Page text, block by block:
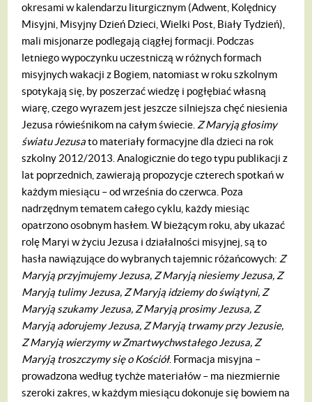
okresami w kalendarzu liturgicznym (Adwent, Kolędnicy
Misyjni, Misyjny Dzień Dzieci, Wielki Post, Biały Tydzień),
mali misjonarze podlegają ciągłej formacji. Podczas
letniego wypoczynku uczestniczą w różnych formach
misyjnych wakacji z Bogiem, natomiast w roku szkolnym
spotykają się, by poszerzać wiedzę i pogłębiać własną
wiarę, czego wyrazem jest jeszcze silniejsza chęć niesienia
Jezusa rówieśnikom na całym świecie. Z Maryją głosimy
światu Jezusato materiały formacyjne dla dzieci na rok
szkolny 2012/2013. Analogicznie do tego typu publikacji z
lat poprzednich, zawierają propozycje czterech spotkań w
każdym miesiącu – od września do czerwca. Poza
nadrzędnym tematem całego cyklu, każdy miesiąc
opatrzono osobnym hasłem. W bieżącym roku, aby ukazać
rolę Maryi w życiu Jezusa i działalności misyjnej, są to
hasła nawiązujące do wybranych tajemnic różańcowych: Z
Maryją przyjmujemy Jezusa, Z Maryją niesiemy Jezusa, Z
Maryją tulimy Jezusa, Z Maryją idziemy do świątyni, Z
Maryją szukamy Jezusa, Z Maryją prosimy Jezusa, Z
Maryją adorujemy Jezusa, Z Maryją trwamy przy Jezusie,
Z Maryją wierzymy w Zmartwychwstałego Jezusa, Z
Maryją troszczymy się o Kościół. Formacja misyjna –
prowadzona według tychże materiałów – ma niezmiernie
szeroki zakres, w każdym miesiącu dokonuje się bowiem na